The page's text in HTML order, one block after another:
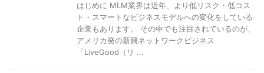
はじめに MLM業界は近年、より低リスク・低コス
ト・スマートなビジネスモデルへの変化をしている
企業もあります。 その中でも注目されているのが、
アメリカ発の新興ネットワークビジネス
「LiveGood（リ ...